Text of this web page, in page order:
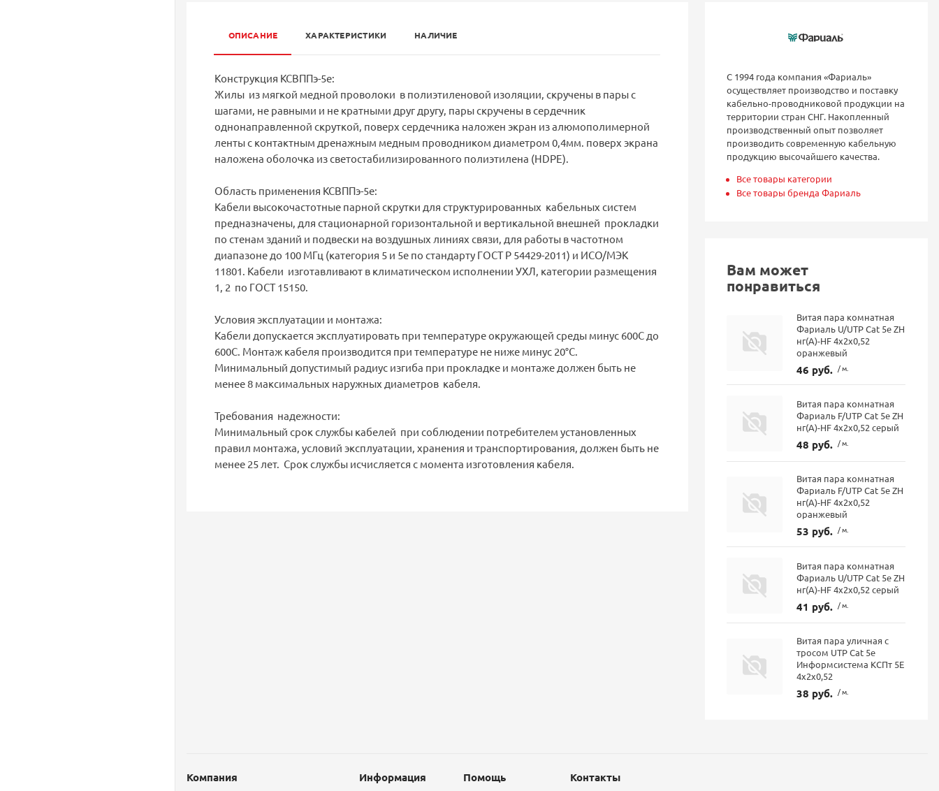
ОПИСАНИЕ ХАРАКТЕРИСТИКИ НАЛИЧИЕ
Конструкция КСВППэ-5е:
Жилы из мягкой медной проволоки в полиэтиленовой изоляции, скручены в пары с
шагами, не равными и не кратными друг другу, пары скручены в сердечник
однонаправленной скруткой, поверх сердечника наложен экран из алюмополимерной
ленты с контактным дренажным медным проводником диаметром 0,4мм. поверх экрана
наложена оболочка из светостабилизированного полиэтилена (HDPE).
Область применения КСВППэ-5е:
Кабели высокочастотные парной скрутки для структурированных кабельных систем
предназначены, для стационарной горизонтальной и вертикальной внешней прокладки
по стенам зданий и подвески на воздушных линиях связи, для работы в частотном
диапазоне до 100 МГц (категория 5 и 5е по стандарту ГОСТ Р 54429-2011) и ИСО/МЭК
11801. Кабели изготавливают в климатическом исполнении УХЛ, категории размещения
1, 2 по ГОСТ 15150.
Условия эксплуатации и монтажа:
Кабели допускается эксплуатировать при температуре окружающей среды минус 600С до
600С. Монтаж кабеля производится при температуре не ниже минус 20°С.
Минимальный допустимый радиус изгиба при прокладке и монтаже должен быть не
менее 8 максимальных наружных диаметров кабеля.
Требования надежности:
Минимальный срок службы кабелей при соблюдении потребителем установленных
правил монтажа, условий эксплуатации, хранения и транспортирования, должен быть не
менее 25 лет. Срок службы исчисляется с момента изготовления кабеля.
С 1994 года компания «Фариаль»
осуществляет производство и поставку
кабельно-проводниковой продукции на
территории стран СНГ. Накопленный
производственный опыт позволяет
производить современную кабельную
продукцию высочайшего качества.
Все товары категории
Все товары бренда Фариаль
Вам может
понравиться
Витая пара комнатная
Фариаль U/UTP Cat 5e ZH
нг(А)-HF 4x2x0,52
оранжевый
46 руб. / м.
Витая пара комнатная
Фариаль F/UTP Cat 5e ZH
нг(A)-HF 4х2х0,52 серый
48 руб. / м.
Витая пара комнатная
Фариаль F/UTP Cat 5e ZH
нг(A)-HF 4х2х0,52
оранжевый
53 руб. / м.
Витая пара комнатная
Фариаль U/UTP Cat 5e ZH
нг(А)-HF 4x2x0,52 серый
41 руб. / м.
Витая пара уличная с
тросом UTP Cat 5е
Информсистема КСПт 5Е
4х2х0,52
38 руб. / м.
Компания Информация Помощь Контакты